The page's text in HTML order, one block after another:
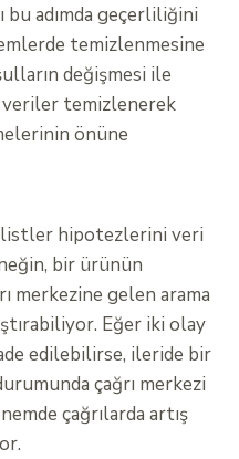
bu adımda geçerliliğini
temizlenmesine
değişmesi ile
temizlenerek
önüne
hipotezlerini veri
bir ürünün
merkezine gelen arama
Eğer iki olay
edilebilirse, ileride bir
çağrı merkezi
çağrılarda artış